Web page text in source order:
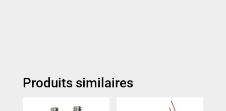
Produits similaires